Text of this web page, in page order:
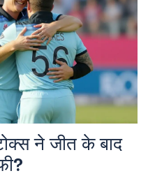
ने जीत के बाद